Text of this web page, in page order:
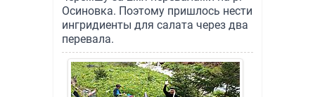
Осиновка. Поэтому пришлось нести
ингридиенты для салата через два
перевала.